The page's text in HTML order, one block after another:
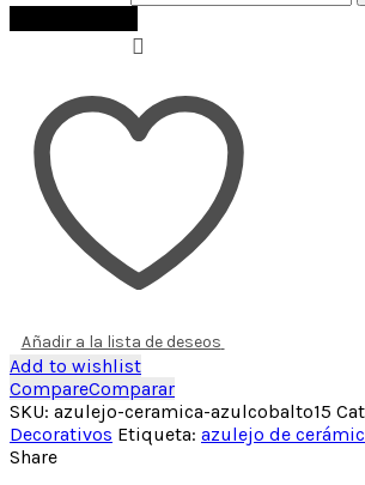
Añadir a la lista de deseos
Add to wishlist
CompareComparar
SKU: azulejo-ceramica-azulcobalto15
Decorativos Etiqueta: azulejo de
Share